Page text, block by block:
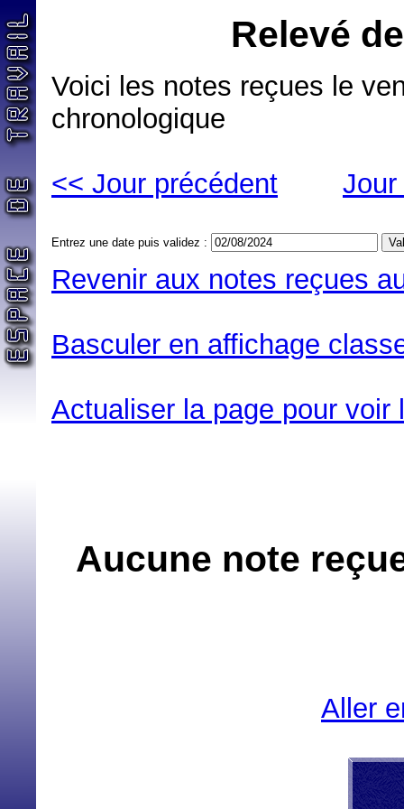
Relevé
Voici les notes reçues le
chronologique
<< Jour précédent
Entrez une date puis validez :
Revenir aux notes reçues
Basculer en affichage
Actualiser la page pour
Aucune note
Aller